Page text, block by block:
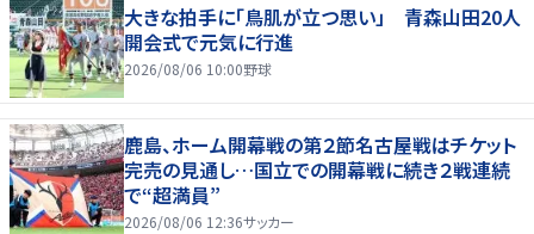
大きな拍手に「鳥肌が立つ思い」 青森山田20人
開会式で元気に行進
2026/08/06 10:00野球
鹿島、ホーム開幕戦の第２節名古屋戦はチケット
完売の見通し…国立での開幕戦に続き２戦連続
で“超満員”
2026/08/06 12:36サッカー